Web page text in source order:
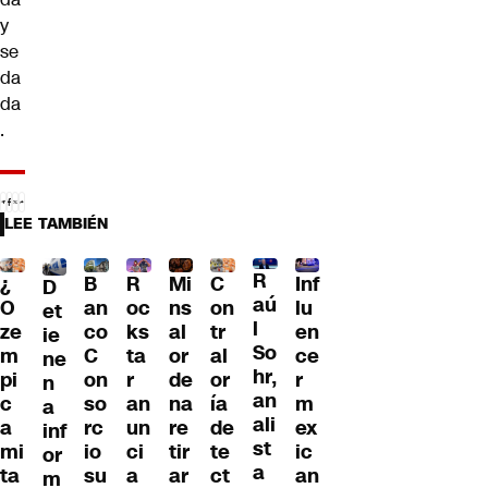
y
se
da
da
.
LEE TAMBIÉN
¿
O
ze
m
pi
c
a
mi
ta
D
et
ie
ne
n
a
inf
or
m
B
an
co
C
on
so
rc
io
su
R
oc
ks
ta
r
an
un
ci
a
Mi
ns
al
or
de
na
re
tir
ar
C
on
tr
al
or
ía
de
te
ct
R
aú
l
So
hr,
an
ali
st
a
Inf
lu
en
ce
r
m
ex
ic
an